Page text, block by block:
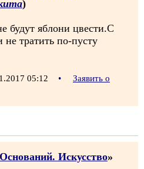
)
будут яблони цвести.С
не тратить по-пусту
05:12 •
Заявить о
Искусство»